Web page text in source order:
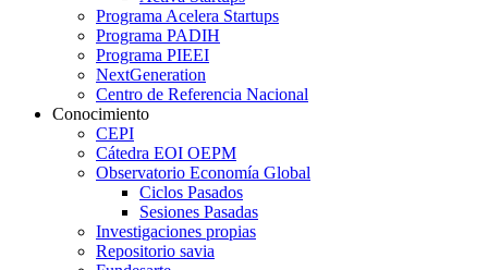
Programa Acelera Startups
Programa PADIH
Programa PIEEI
NextGeneration
Centro de Referencia Nacional
Conocimiento
CEPI
Cátedra EOI OEPM
Observatorio Economía Global
Ciclos Pasados
Sesiones Pasadas
Investigaciones propias
Repositorio savia